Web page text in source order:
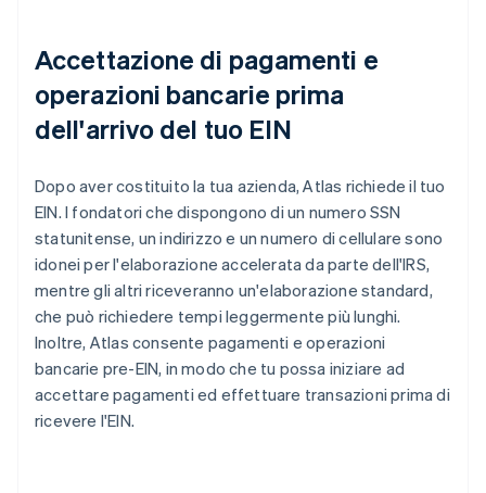
Accettazione di pagamenti e
operazioni bancarie prima
dell'arrivo del tuo EIN
Dopo aver costituito la tua azienda, Atlas richiede il tuo
EIN. I fondatori che dispongono di un numero SSN
statunitense, un indirizzo e un numero di cellulare sono
idonei per l'elaborazione accelerata da parte dell'IRS,
mentre gli altri riceveranno un'elaborazione standard,
che può richiedere tempi leggermente più lunghi.
Inoltre, Atlas consente pagamenti e operazioni
bancarie pre-EIN, in modo che tu possa iniziare ad
accettare pagamenti ed effettuare transazioni prima di
ricevere l'EIN.